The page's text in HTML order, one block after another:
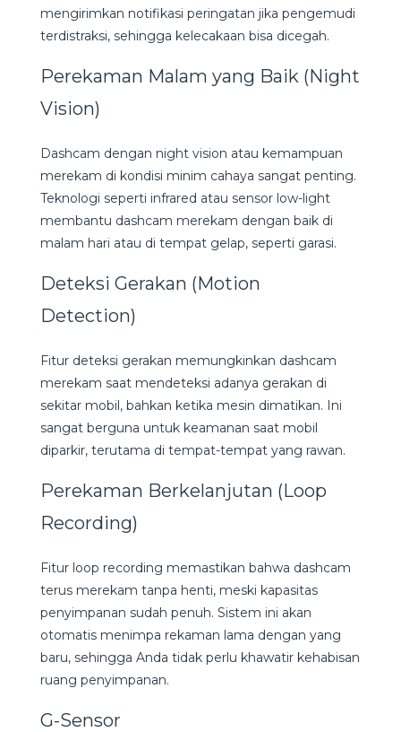
mengirimkan notifikasi peringatan jika pengemudi
terdistraksi, sehingga kelecakaan bisa dicegah.
Perekaman Malam yang Baik (Night
Vision)
Dashcam dengan night vision atau kemampuan
merekam di kondisi minim cahaya sangat penting.
Teknologi seperti infrared atau sensor low-light
membantu dashcam merekam dengan baik di
malam hari atau di tempat gelap, seperti garasi.
Deteksi Gerakan (Motion
Detection)
Fitur deteksi gerakan memungkinkan dashcam
merekam saat mendeteksi adanya gerakan di
sekitar mobil, bahkan ketika mesin dimatikan. Ini
sangat berguna untuk keamanan saat mobil
diparkir, terutama di tempat-tempat yang rawan.
Perekaman Berkelanjutan (Loop
Recording)
Fitur loop recording memastikan bahwa dashcam
terus merekam tanpa henti, meski kapasitas
penyimpanan sudah penuh. Sistem ini akan
otomatis menimpa rekaman lama dengan yang
baru, sehingga Anda tidak perlu khawatir kehabisan
ruang penyimpanan.
G-Sensor